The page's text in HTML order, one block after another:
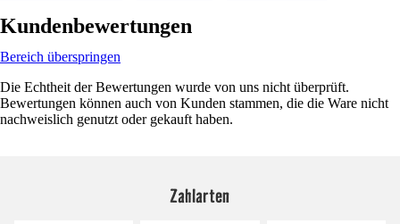
Kundenbewertungen
Bereich überspringen
Die Echtheit der Bewertungen wurde von uns nicht überprüft.
Bewertungen können auch von Kunden stammen, die die Ware nicht
nachweislich genutzt oder gekauft haben.
Zahlarten